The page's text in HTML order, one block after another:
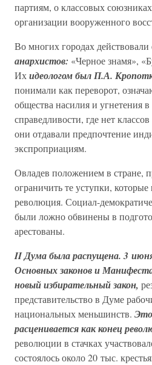
партиям, о классовых
организации вооруженного
Во многих городах действовали
анархистов: «Черное знамя»,
Ихидеологом был П.А.
понимали как переворот,
общества насилия и угнетения
справедливости, где нет
они отдавали предпочтение
экспроприациям.
Овладев положением в стране,
ограничить те уступки,
революция. Социал-
были ложно обвинены в
арестованы.
II Дума была распущена. 3
Основных законов и
новый избирательный закон,
представительство в Думе
национальных меньшинств.
расценивается как конец
революции в стачках
состоялось около 20 тыс.